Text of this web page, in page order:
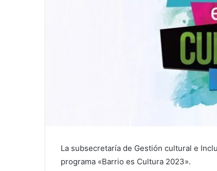
La subsecretaría de Gestión cultural e
programa «Barrio es Cultura 2023».